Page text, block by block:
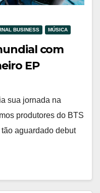
BUSINESS MÚSICA
com
EP
sua jornada na
produtores do BTS
aguardado debut